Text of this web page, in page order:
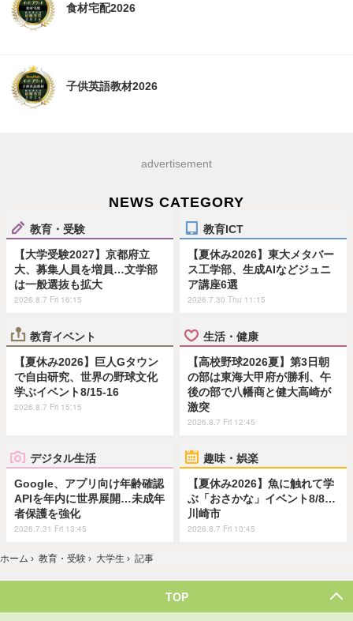
食材宅配2026
子供英語教材2026
advertisement
NEWS CATEGORY
教育・受験
【大学受験2027】京都府立
大、募集人員を増員…文学部
は一般選抜も拡大
2026.8.7 Fri 16:15
教育ICT
【夏休み2026】東大メタバー
ス工学部、生成AIなどジュニ
ア講座6選
2026.7.30 Thu 11:15
教育イベント
【夏休み2026】巨人Gタウン
で自由研究、世界の野球文化
学ぶイベント8/15-16
2026.8.7 Fri 15:15
生活・健康
【高校野球2026夏】第3日朝
の部は東海大甲府が勝利、午
後の部で八幡商と健大高崎が
激突
2026.8.7 Fri 12:45
デジタル生活
Google、アプリ向け年齢確認
APIを年内に世界展開…未成年
者保護を強化
2026.7.31 Fri 13:45
趣味・娯楽
【夏休み2026】魚に触れて学
ぶ「おさかな」イベント8/8…
川崎市
2026.8.7 Fri 10:45
ホーム › 教育・受験 › 大学生 › 記事
TOP